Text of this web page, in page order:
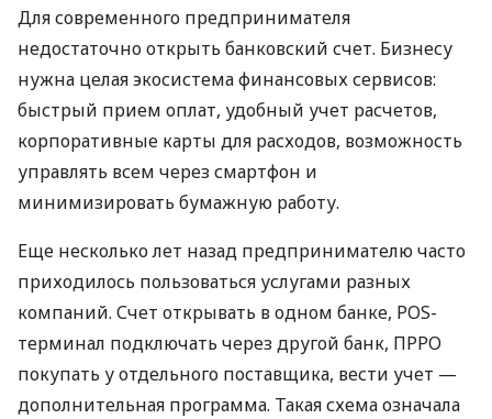
Для современного предпринимателя
недостаточно открыть банковский счет. Бизнесу
нужна целая экосистема финансовых сервисов:
быстрый прием оплат, удобный учет расчетов,
корпоративные карты для расходов, возможность
управлять всем через смартфон и
минимизировать бумажную работу.
Еще несколько лет назад предпринимателю часто
приходилось пользоваться услугами разных
компаний. Счет открывать в одном банке, POS-
терминал подключать через другой банк, ПРРО
покупать у отдельного поставщика, вести учет —
дополнительная программа. Такая схема означала